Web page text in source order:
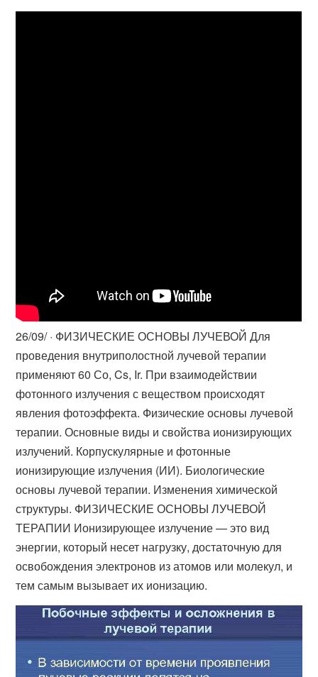
26/09/ · ФИЗИЧЕСКИЕ ОСНОВЫ ЛУЧЕВОЙ Для
проведения внутриполостной лучевой терапии
применяют 60 Со, Cs, Ir. При взаимодействии
фотонного излучения с веществом происходят
явления фотоэффекта. Физические основы лучевой
терапии. Основные виды и свойства ионизирующих
излучений. Корпускулярные и фотонные
ионизирующие излучения (ИИ). Биологические
основы лучевой терапии. Изменения химической
структуры. ФИЗИЧЕСКИЕ ОСНОВЫ ЛУЧЕВОЙ
ТЕРАПИИ Ионизирующее излучение — это вид
энергии, который несет нагрузку, достаточную для
освобождения электронов из атомов или молекул, и
тем самым вызывает их ионизацию.